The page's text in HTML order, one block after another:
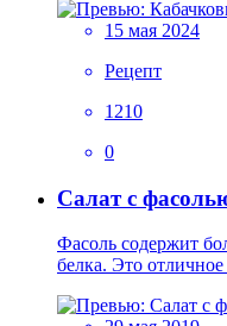
15 мая 2024
Рецепт
1210
0
Салат с
Фасоль содержит
белка. Это